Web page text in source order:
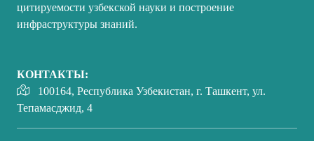
цитируемости узбекской науки и построение
инфраструктуры знаний.
КОНТАКТЫ:
100164, Республика Узбекистан, г. Ташкент, ул.
Тепамасджид, 4